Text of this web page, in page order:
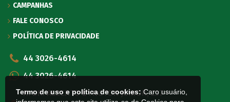
Termo de uso e política de cookies: Caro usuário,
CAMPANHAS
FALE CONOSCO
POLÍTICA DE PRIVACIDADE
44 3026-4614
44 3026-4614
R. DR. ALBERTO BYNGTON JÚNIOR, 237 -